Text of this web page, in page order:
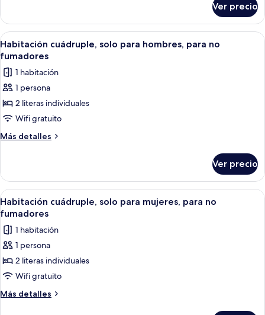
para
no
fumadores
cuádruple,
dormitorio
mixto,
para
fumadores
Ver precio
Abrir
todas
las
fotos
de
Habitación
cuádruple,
solo
para
no
fumadores
Una habitación moderna de varios
2
Habitación cuádruple, solo para hombres, para no
fumadores
1 habitación
1 persona
2 literas individuales
Wifi gratuito
Más detalles
Más
cuádruple,
solo
para
hombres,
no
fumadores
Ver precio
Abrir
todas
las
fotos
de
Habitación
cuádruple,
solo
Una habitación moderna de varios
2
Habitación cuádruple, solo para mujeres, para no
fumadores
1 habitación
1 persona
2 literas individuales
Wifi gratuito
Más detalles
Más